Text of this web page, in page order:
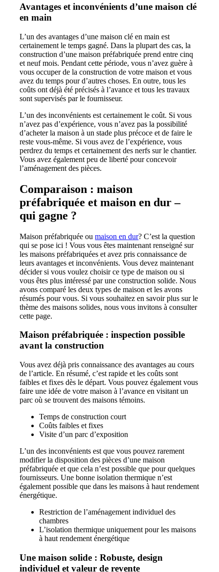
Avantages et inconvénients d’une maison clé
en main
L’un des avantages d’une maison clé en main est
certainement le temps gagné. Dans la plupart des cas, la
construction d’une maison préfabriquée prend entre cinq
et neuf mois. Pendant cette période, vous n’avez guère à
vous occuper de la construction de votre maison et vous
avez du temps pour d’autres choses. En outre, tous les
coûts ont déjà été précisés à l’avance et tous les travaux
sont supervisés par le fournisseur.
L’un des inconvénients est certainement le coût. Si vous
n’avez pas d’expérience, vous n’avez pas la possibilité
d’acheter la maison à un stade plus précoce et de faire le
reste vous-même. Si vous avez de l’expérience, vous
perdrez du temps et certainement des nerfs sur le chantier.
Vous avez également peu de liberté pour concevoir
l’aménagement des pièces.
Comparaison : maison
préfabriquée et maison en dur –
qui gagne ?
Maison préfabriquée oumaison en dur? C’est la question
qui se pose ici ! Vous vous êtes maintenant renseigné sur
les maisons préfabriquées et avez pris connaissance de
leurs avantages et inconvénients. Vous devez maintenant
décider si vous voulez choisir ce type de maison ou si
vous êtes plus intéressé par une construction solide. Nous
avons comparé les deux types de maison et les avons
résumés pour vous. Si vous souhaitez en savoir plus sur le
thème des maisons solides, nous vous invitons à consulter
cette page.
Maison préfabriquée : inspection possible
avant la construction
Vous avez déjà pris connaissance des avantages au cours
de l’article. En résumé, c’est rapide et les coûts sont
faibles et fixes dès le départ. Vous pouvez également vous
faire une idée de votre maison à l’avance en visitant un
parc où se trouvent des maisons témoins.
Temps de construction court
Coûts faibles et fixes
Visite d’un parc d’exposition
L’un des inconvénients est que vous pouvez rarement
modifier la disposition des pièces d’une maison
préfabriquée et que cela n’est possible que pour quelques
fournisseurs. Une bonne isolation thermique n’est
également possible que dans les maisons à haut rendement
énergétique.
Restriction de l’aménagement individuel des
chambres
L’isolation thermique uniquement pour les maisons
à haut rendement énergétique
Une maison solide : Robuste, design
individuel et valeur de revente